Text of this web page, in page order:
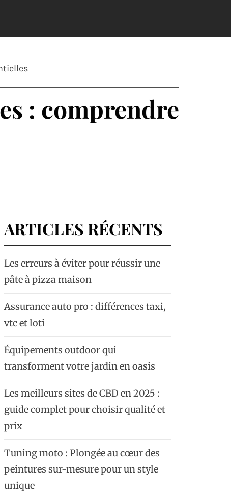
: comprendre
ARTICLES RÉCENTS
Les erreurs à éviter pour réussir une
pâte à pizza maison
Assurance auto pro : différences taxi,
vtc et loti
Équipements outdoor qui
transforment votre jardin en oasis
Les meilleurs sites de CBD en 2025 :
guide complet pour choisir qualité et
prix
Tuning moto : Plongée au cœur des
peintures sur-mesure pour un style
unique